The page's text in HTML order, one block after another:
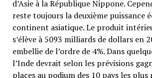
d’Asie à la République Nippone.
reste toujours la deuxième puissance
continent asiatique. Le produit
s’élève à 5093 milliards de dollars en
embellie de l’ordre de 4%. Dans
l’Inde devrait selon les prévisions
places au podium des 10 pays les plus